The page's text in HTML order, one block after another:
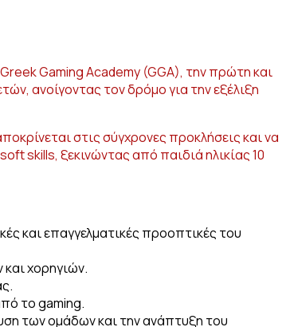
Gaming Academy (GGA), την πρώτη και
ανοίγοντας τον δρόμο για την εξέλιξη
στις σύγχρονες προκλήσεις και να
skills, ξεκινώντας από παιδιά ηλικίας 10
και επαγγελματικές προοπτικές του
χορηγιών.
το gaming.
των ομάδων και την ανάπτυξη του